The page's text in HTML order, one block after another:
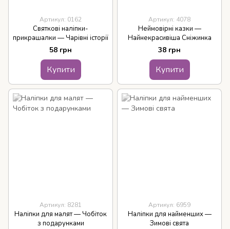
Артикул: 0162
Святкові наліпки-
прикрашалки — Чарівні історії
58 грн
Купити
Артикул: 4078
Неймовірні казки —
Найнекрасивіша Сніжинка
38 грн
Купити
Артикул: 8281
Наліпки для малят — Чобіток
з подарунками
Артикул: 6959
Наліпки для найменших —
Зимові свята